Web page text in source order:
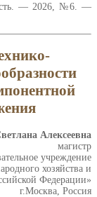
— 2026, №6. —
Алексеевна
магистр
учреждение
хозяйства и
Федерации»
г.Москва, Россия